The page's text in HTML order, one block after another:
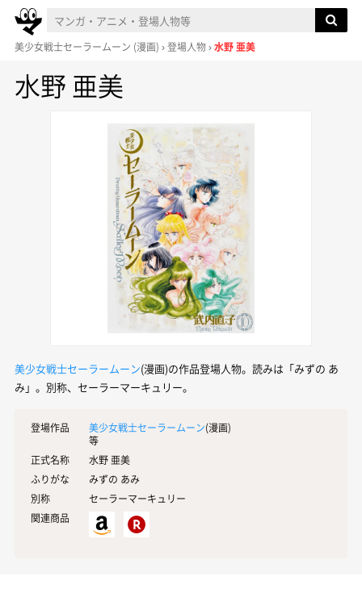
美少女戦士セーラームーン (漫画) 登場人物 水野 亜美
水野 亜美
美少女戦士セーラームーン(漫画)の作品登場人物。読みは「みずの あ
み」。別称、セーラーマーキュリー。
登場作品 美少女戦士セーラームーン(漫画)
等
正式名称
水野 亜美
ふりがな
みずの あみ
別称
セーラーマーキュリー
関連商品